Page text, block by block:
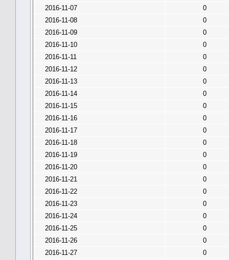
2016-11-07
0
2016-11-08
0
2016-11-09
0
2016-11-10
0
2016-11-11
0
2016-11-12
0
2016-11-13
0
2016-11-14
0
2016-11-15
0
2016-11-16
0
2016-11-17
0
2016-11-18
0
2016-11-19
0
2016-11-20
0
2016-11-21
0
2016-11-22
0
2016-11-23
0
2016-11-24
0
2016-11-25
0
2016-11-26
0
2016-11-27
0